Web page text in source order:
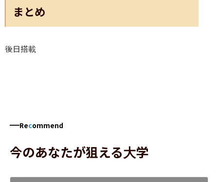
まとめ
後日搭載
Recommend
今のあなたが狙える大学